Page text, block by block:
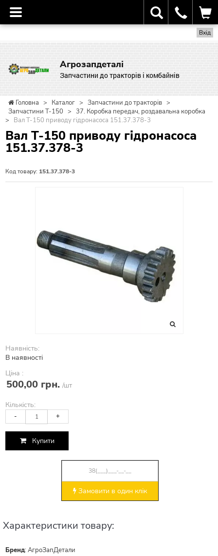
Вхід
Агрозапдеталі
Запчастини до тракторів і комбайнів
Головна > Каталог > Запчастини до тракторів >
Запчастини Т-150 > 37. Коробка передач, роздавальна коробка
>
Вал Т-150 приводу гідронасоса 151.37.378-3
Вал Т-150 приводу гідронасоса
151.37.378-3
Код товару: 151.37.378-3
Наявність:
В наявності
Ціна :
500,00 грн. /шт
Кількість:
- +
Купити
Замовити в один клік
Характеристики товару:
Бренд:АгроЗапДетали